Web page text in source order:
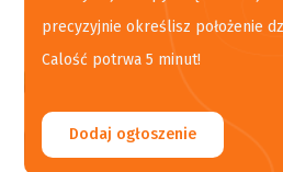
precyzyjnie określisz położenie
Calość potrwa 5 minut!
Dodaj ogłoszenie